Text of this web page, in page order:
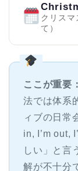
クリス
て）
ここが重要：
法では体系
ィブの日常
in, I’m out,
しい」と言
解が不十分